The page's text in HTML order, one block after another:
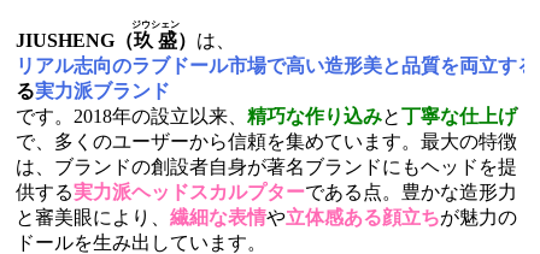
JIUSHENG（玖盛
ジウシェン
） は、
リアル志向のラブドール市場で高い造形美と品質を両立す
る実力派ブランド
です。2018年の設立以来、 精巧な作り込みと丁寧な仕上げ
で、多くのユーザーから信頼を集めています。最大の特徴
は、ブランドの創設者自身が著名ブランドにもヘッドを提
供する実力派ヘッドスカルプターである点。豊かな造形力
と審美眼により、 繊細な表情や立体感ある顔立ちが魅力の
ドールを生み出しています。